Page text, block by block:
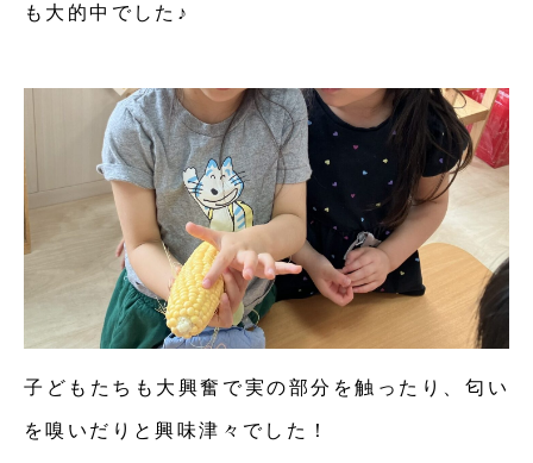
も大的中でした♪
子どもたちも大興奮で実の部分を触ったり、匂い
を嗅いだりと興味津々でした！